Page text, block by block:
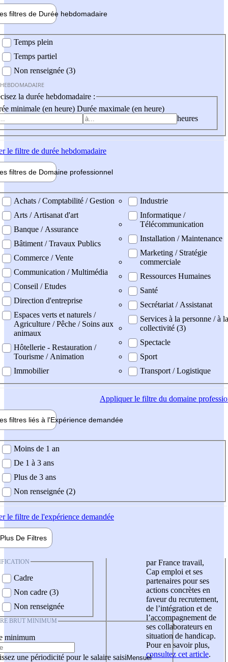
filtres de Durée hebdomadaire
Temps plein
Temps partiel
Non renseignée (3)
la durée hebdomadaire :
minimale (en heure) Durée maximale (en heure)
heures
le filtre de durée hebdomadaire
filtres de Domaine professionnel
professionel
Achats / Comptabilité / Gestion
Arts / Artisanat d'art
Banque / Assurance
Bâtiment / Travaux Publics
Commerce / Vente
Communication / Multimédia
Conseil / Etudes
Direction d'entreprise
Espaces verts et naturels /
Agriculture / Pêche / Soins aux
animaux
Hôtellerie - Restauration /
Tourisme / Animation
Immobilier
Industrie
Informatique /
Télécommunication
Installation / Maintenance
Marketing / Stratégie
commerciale
Ressources Humaines
Santé
Secrétariat / Assistanat
Services à la personne / à la
collectivité (3)
Spectacle
Sport
Transport / Logistique
Appliquerle filtre du domaine
filtres liés à l'Expérience demandée
demandée
Moins de 1 an
De 1 à 3 ans
Plus de 3 ans
Non renseignée (2)
le filtre de l'expérience demandée
Plus De Filtres
Cadre
Non cadre (3)
Non renseignée
BRUT MINIMUM
minimum
une périodicité pour le salaire saisi
par France travail,
Cap emploi et ses
partenaires pour ses
actions concrètes en
faveur du recrutement,
de l’intégration et de
l’accompagnement de
ses collaborateurs en
situation de handicap.
Pour en savoir plus,
consultez cet article.